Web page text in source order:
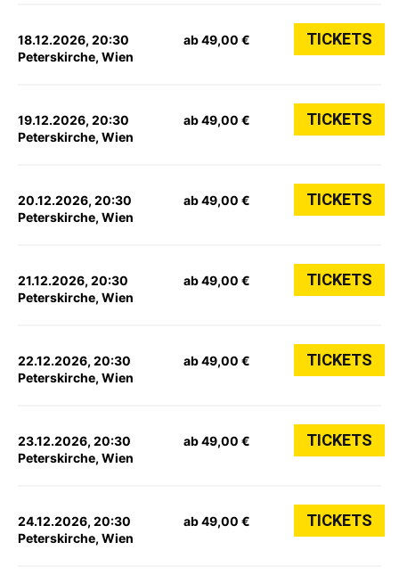
18.12.2026, 20:30
Peterskirche, Wien
ab 49,00 € TICKETS
19.12.2026, 20:30
Peterskirche, Wien
ab 49,00 € TICKETS
20.12.2026, 20:30
Peterskirche, Wien
ab 49,00 € TICKETS
21.12.2026, 20:30
Peterskirche, Wien
ab 49,00 € TICKETS
22.12.2026, 20:30
Peterskirche, Wien
ab 49,00 € TICKETS
23.12.2026, 20:30
Peterskirche, Wien
ab 49,00 € TICKETS
24.12.2026, 20:30
Peterskirche, Wien
ab 49,00 € TICKETS